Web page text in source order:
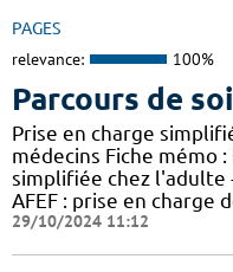
PAGES
relevance: 100%
Parcours de
Prise en charge
médecins Fiche mémo
simplifiée chez l'adulte
AFEF : prise en charge
29/10/2024 11:12